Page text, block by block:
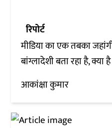
रिपोर्ट
मीडिया का एक तबका
बांग्लादेशी बता रहा है, क्या
आकांक्षा कुमार